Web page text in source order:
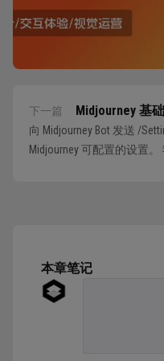
下一篇 Midjourney 基
向 Midjourney Bot 发送 /
Midjourney 可配置的设置。
本章笔记